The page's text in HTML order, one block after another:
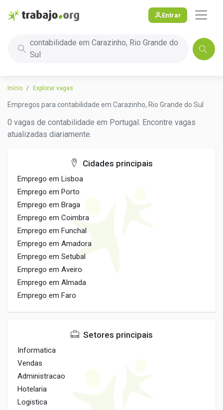
Entrar
contabilidade em Carazinho, Rio Grande do
Sul
Início Explorar vagas
Empregos para contabilidade em Carazinho, Rio Grande do Sul
0 vagas de contabilidade em Portugal. Encontre vagas
atualizadas diariamente.
Cidades principais
Emprego em Lisboa
Emprego em Porto
Emprego em Braga
Emprego em Coimbra
Emprego em Funchal
Emprego em Amadora
Emprego em Setubal
Emprego em Aveiro
Emprego em Almada
Emprego em Faro
Setores principais
Informatica
Vendas
Administracao
Hotelaria
Logistica